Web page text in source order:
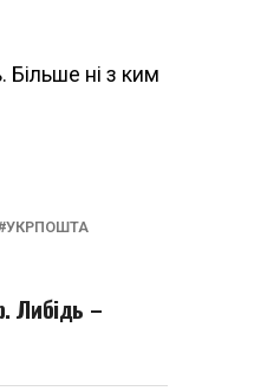
Більше ні з ким
УКРПОШТА
Либідь –